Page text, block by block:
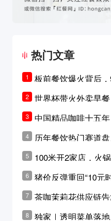
热门文章
1
板前餐饮爆火背后
是徒有其表的刻意作
2
世界杯带火外卖早
3
中国精品咖啡十五
ner、M Stand为何
实？
4
历年餐饮热门赛道
5
100米开2家店，火
6
猪价反弹重回“10元
原奶价格现回暖迹象
7
茶咖茉莉花供应链
横州花价冲破50元一
8 独家｜透明菜单落